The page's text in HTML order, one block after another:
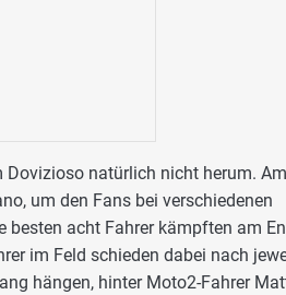
natürlich nicht herum.
um den Fans bei verschiedenen
acht Fahrer kämpften am
im Feld schieden dabei nach
hängen, hinter Moto2-Fahrer